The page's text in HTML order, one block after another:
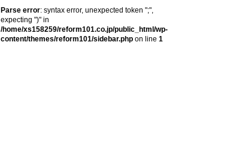
Parse error: syntax error, unexpected token ";",
expecting ")" in
/home/xs158259/reform101.co.jp/public_html/wp-
content/themes/reform101/sidebar.php on line 1